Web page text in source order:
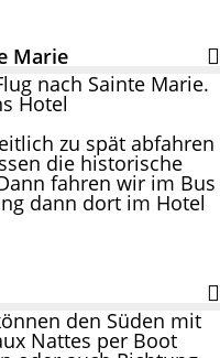
Marie
nach Sainte Marie.
Hotel
zu spät abfahren
die historische
fahren wir im Bus
dann dort im Hotel
den Süden mit
Nattes per Boot